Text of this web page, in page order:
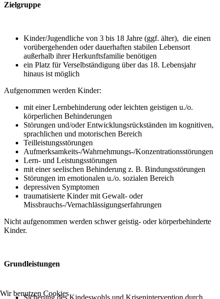
Zielgruppe
Kinder/Jugendliche von 3 bis 18 Jahre (ggf. älter), die einen
vorübergehenden oder dauerhaften stabilen Lebensort
außerhalb ihrer Herkunftsfamilie benötigen
ein Platz für Verselbständigung über das 18. Lebensjahr
hinaus ist möglich
Aufgenommen werden Kinder:
mit einer Lernbehinderung oder leichten geistigen u./o.
körperlichen Behinderungen
Störungen und/oder Entwicklungsrückständen im kognitiven,
sprachlichen und motorischen Bereich
Teilleistungsstörungen
Aufmerksamkeits-/Wahrnehmungs-/Konzentrationsstörungen
Lern- und Leistungsstörungen
mit einer seelischen Behinderung z. B. Bindungsstörungen
Störungen im emotionalen u./o. sozialen Bereich
depressiven Symptomen
traumatisierte Kinder mit Gewalt- oder
Missbrauchs-/Vernachlässigungserfahrungen
Nicht aufgenommen werden schwer geistig- oder körperbehinderte
Kinder.
Grundleistungen
Wir benutzen Cookies